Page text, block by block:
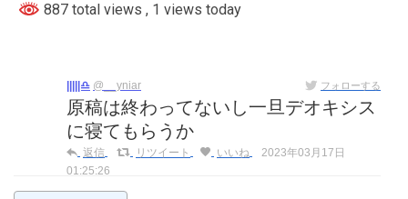
887 total views , 1 views today
|||||♎ @__yniar フォローする
原稿は終わってないし一旦デオキシス
に寝てもらうか
返信 リツイート いいね
2023年03月17日
01:25:26